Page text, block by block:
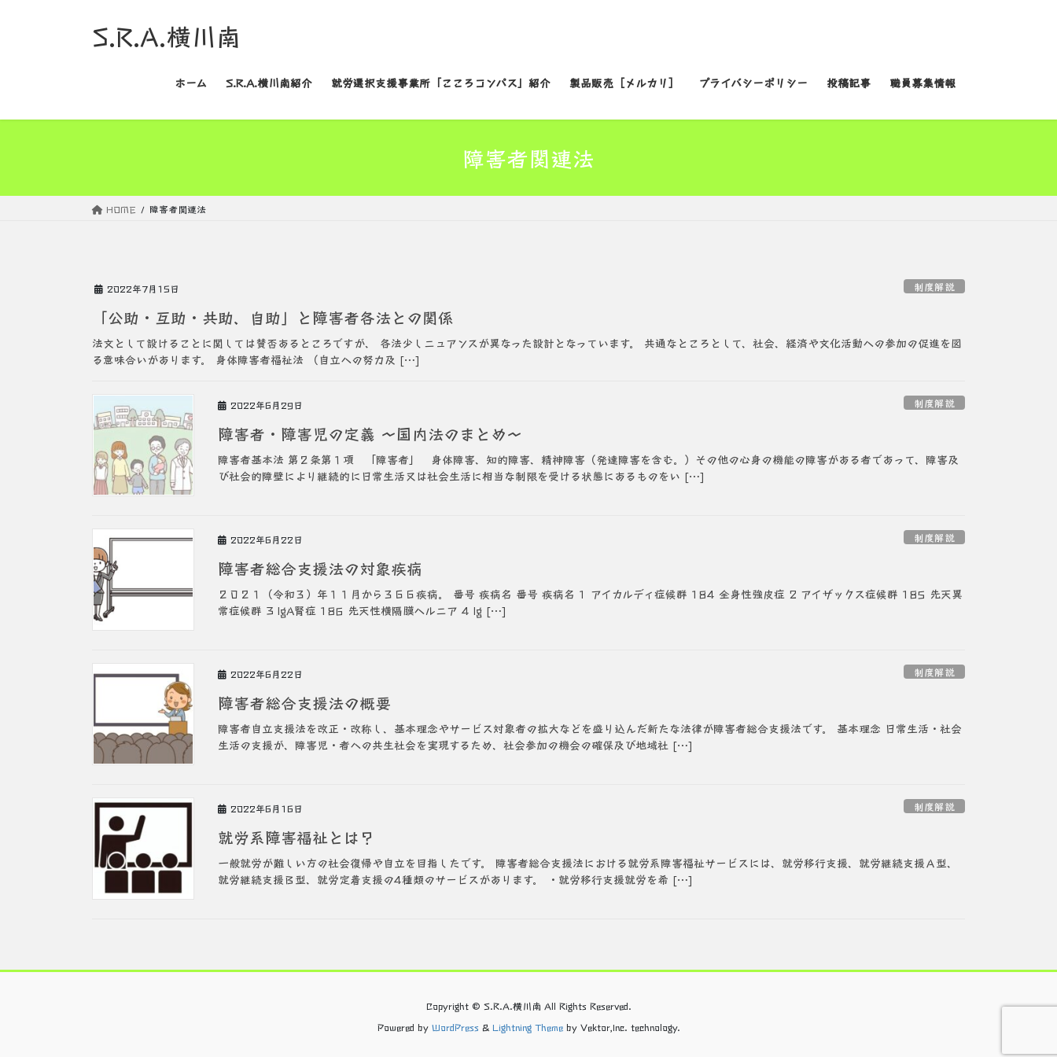
ス
ン
S.R.A.横川南
ホーム S.R.A.横川南紹介 就労選択支援事業所「こころコンパス」紹介 製品販売［メルカリ］ プライバシーポリシー 投稿記事 職員募集情報
障害者関連法
HOME 障害者関連法
2022年7月15日 制度解説
「公助・互助・共助、自助」と障害者各法との関係
法文として設けることに関しては賛否あるところですが、 各法少しニュアンスが異なった設計となっています。 共通なところとして、社会、経済や文化活動への参加の促進を図
る意味合いがあります。 身体障害者福祉法 （自立への努力及 […]
2022年6月29日 制度解説
障害者・障害児の定義 ～国内法のまとめ～
障害者基本法 第２条第１項 「障害者」 身体障害、知的障害、精神障害（発達障害を含む。）その他の心身の機能の障害がある者であって、障害及
び社会的障壁により継続的に日常生活又は社会生活に相当な制限を受ける状態にあるものをい […]
2022年6月22日 制度解説
障害者総合支援法の対象疾病
２０２１（令和３）年１１月から３６６疾病。 番号 疾病名 番号 疾病名 1 アイカルディ症候群 184 全身性強皮症 2 アイザックス症候群 185 先天異
常症候群 3 IgA腎症 186 先天性横隔膜ヘルニア 4 Ig […]
2022年6月22日 制度解説
障害者総合支援法の概要
障害者自立支援法を改正・改称し、基本理念やサービス対象者の拡大などを盛り込んだ新たな法律が障害者総合支援法です。 基本理念 日常生活・社会
生活の支援が、障害児・者への共生社会を実現するため、社会参加の機会の確保及び地域社 […]
2022年6月16日 制度解説
就労系障害福祉とは？
一般就労が難しい方の社会復帰や自立を目指したです。 障害者総合支援法における就労系障害福祉サービスには、就労移行支援、就労継続支援Ａ型、
就労継続支援Ｂ型、就労定着支援の4種類のサービスがあります。 ・就労移行支援就労を希 […]
Copyright © S.R.A.横川南 All Rights Reserved.
Powered by WordPress & Lightning Themeby Vektor,Inc. technology.